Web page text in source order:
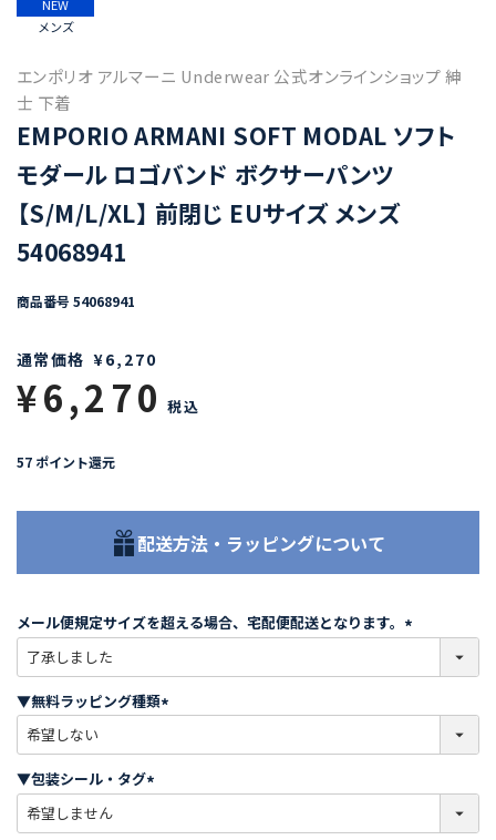
NEW
メンズ
エンポリオ アルマーニ Underwear 公式オンラインショップ 紳
士 下着
EMPORIO ARMANI SOFT MODAL ソフト
モダール ロゴバンド ボクサーパンツ
【S/M/L/XL】 前閉じ EUサイズ メンズ
54068941
商品番号 54068941
通常価格 ¥6,270
¥6,270 税込
57 ポイント還元
配送方法・ラッピングについて
メール便規定サイズを超える場合、宅配便配送となります。
必
)
▼無料ラッピング種類
必
)
▼包装シール・タグ
必